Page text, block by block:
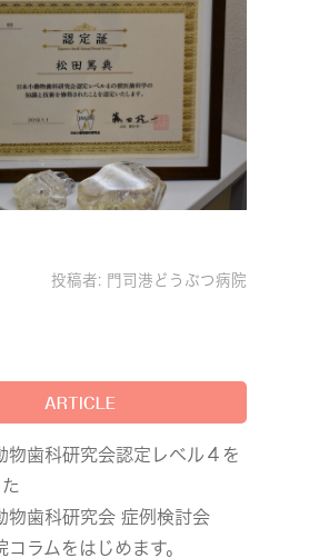
投稿者: 門司港どうぶつ病院
ARTICLE
物歯科研究会認定レベル４を
物歯科研究会 症例検討会
コラムをはじめます。